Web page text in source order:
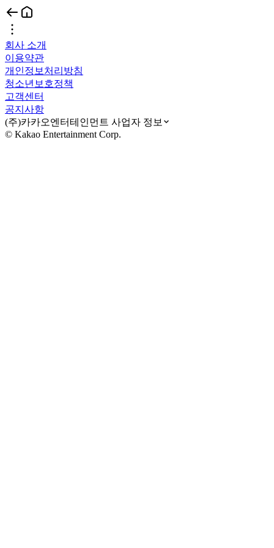
회사 소개
이용약관
개인정보처리방침
청소년보호정책
고객센터
공지사항
(주)카카오엔터테인먼트 사업자 정보
© Kakao Entertainment Corp.